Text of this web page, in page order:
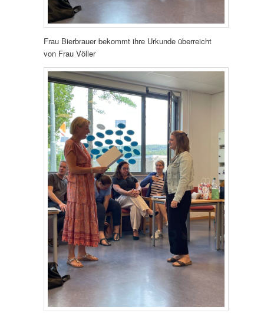
Frau Bierbrauer bekommt ihre Urkunde überreicht
von Frau Völler